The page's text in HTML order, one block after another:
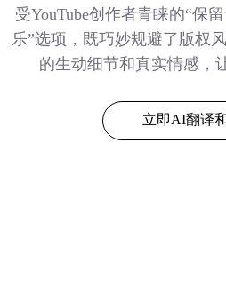
受YouTube创作者青睐的“保
乐”选项，既巧妙规避了版权
的生动细节和真实情感，
立即AI翻译